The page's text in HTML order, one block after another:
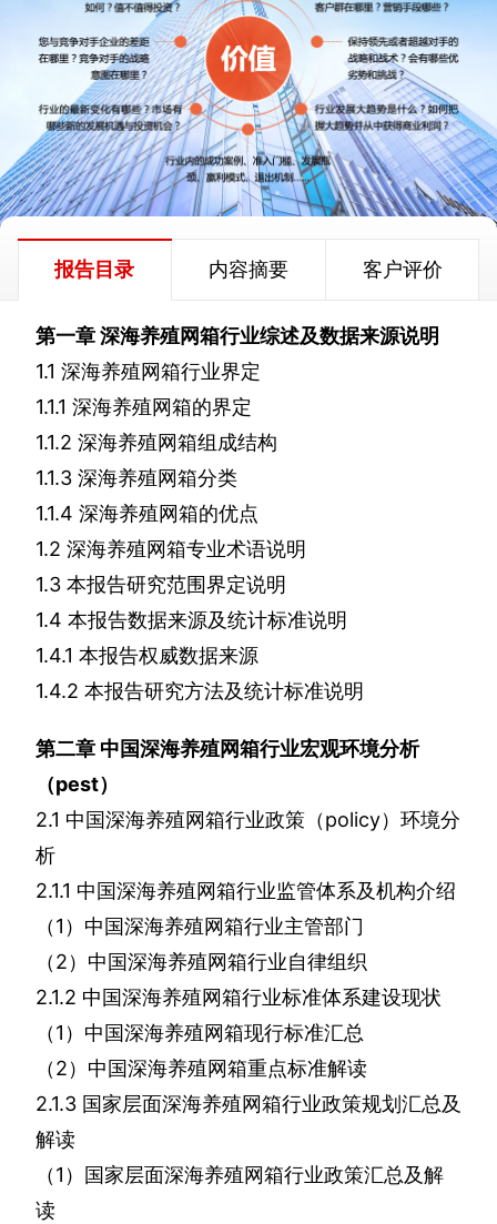
报告目录 内容摘要 客户评价
第一章深海养殖网箱行业综述及数据来源说明
1.1 深海养殖网箱行业界定
1.1.1 深海养殖网箱的界定
1.1.2 深海养殖网箱组成结构
1.1.3 深海养殖网箱分类
1.1.4 深海养殖网箱的优点
1.2 深海养殖网箱专业术语说明
1.3 本报告研究范围界定说明
1.4 本报告数据来源及统计标准说明
1.4.1 本报告权威数据来源
1.4.2 本报告研究方法及统计标准说明
第二章 中国深海养殖网箱行业宏观环境分析
（pest）
2.1 中国深海养殖网箱行业政策（policy）环境分
析
2.1.1 中国深海养殖网箱行业监管体系及机构介绍
（1 ）中国深海养殖网箱行业主管部门
（2）中国深海养殖网箱行业自律组织
2.1.2 中国深海养殖网箱行业标准体系建设现状
（1 ）中国深海养殖网箱现行标准汇总
（2）中国深海养殖网箱重点标准解读
2.1.3 国家层面深海养殖网箱行业政策规划汇总及
解读
（1 ）国家层面深海养殖网箱行业政策汇总及解
读